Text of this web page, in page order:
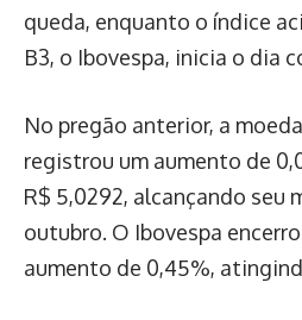
queda, enquanto o índice
B3, o Ibovespa, inicia o dia
No pregão anterior, a
registrou um aumento de
R$ 5,0292, alcançando seu
outubro. O Ibovespa
aumento de 0,45%,